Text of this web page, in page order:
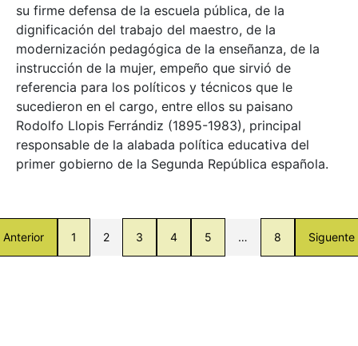
su firme defensa de la escuela pública, de la
dignificación del trabajo del maestro, de la
modernización pedagógica de la enseñanza, de la
instrucción de la mujer, empeño que sirvió de
referencia para los políticos y técnicos que le
sucedieron en el cargo, entre ellos su paisano
Rodolfo Llopis Ferrándiz (1895-1983), principal
responsable de la alabada política educativa del
primer gobierno de la Segunda República española.
Anterior 1 2 3 4 5 … 8 Siguente